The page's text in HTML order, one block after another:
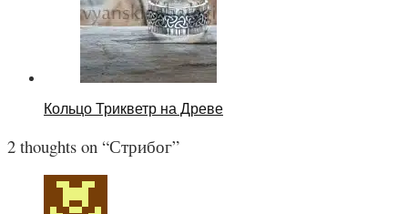
Кольцо Трикветр на Древе
2 thoughts on “Стрибог”